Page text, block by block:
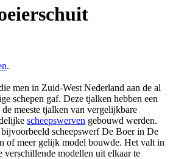
.
men in Zuid-West Nederland aan de al
schepen gaf. Deze tjalken hebben een
de meeste tjalken van vergelijkbare
scheepswerven gebouwd werden.
scheepswerf De Boer in De
of meer gelijk model bouwde. Het valt in
verschillende modellen uit elkaar te